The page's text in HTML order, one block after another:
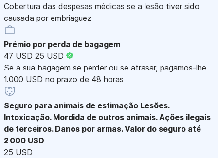
Cobertura das despesas médicas se a lesão tiver sido
causada por embriaguez
Prémio por perda de bagagem
47 USD 25 USD
Se a sua bagagem se perder ou se atrasar, pagamos-lhe
1.000 USD no prazo de 48 horas
Seguro para animais de estimação Lesões.
Intoxicação. Mordida de outros animais. Ações ilegais
de terceiros. Danos por armas. Valor do seguro até
2 000 USD
25 USD